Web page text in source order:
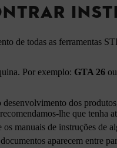
de todas as ferramentas
Por exemplo: GTA 26 ou
dos
lhe que tenha
manuais de instruções de
aparecem entre